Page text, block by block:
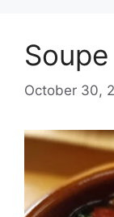
October 30,